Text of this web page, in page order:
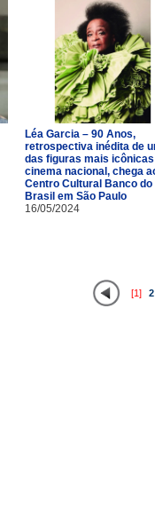
Léa Garcia – 90 Anos,
retrospectiva inédita de
das figuras mais
cinema nacional, chega
Centro Cultural Banco do
Brasil em São Paulo
16/05/2024
[1] 2